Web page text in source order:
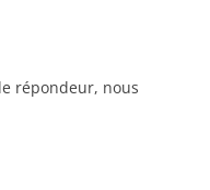
répondeur, nous